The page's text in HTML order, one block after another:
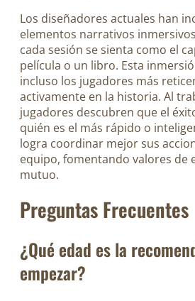
Los diseñadores actuales han
elementos narrativos
cada sesión se sienta como el
película o un libro. Esta
incluso los jugadores más
activamente en la historia. Al
jugadores descubren que el
quién es el más rápido o
logra coordinar mejor sus
equipo, fomentando valores de
mutuo.
Preguntas Frecuentes
¿Qué edad es la
empezar?